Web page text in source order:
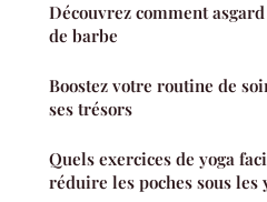
Découvrez comment
de barbe
Boostez votre routine de
ses trésors
Quels exercices de yoga
réduire les poches sous les